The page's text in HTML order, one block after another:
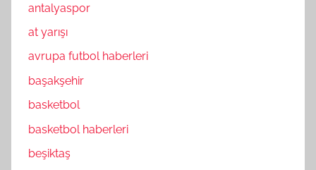
antalyaspor
at yarışı
avrupa futbol haberleri
başakşehir
basketbol
basketbol haberleri
beşiktaş